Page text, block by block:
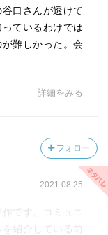
口さんが透けて
ているわけでは
難しかった。会
詳細をみる
フォロー
2021.08.25
です。コミュニ
紹介している前